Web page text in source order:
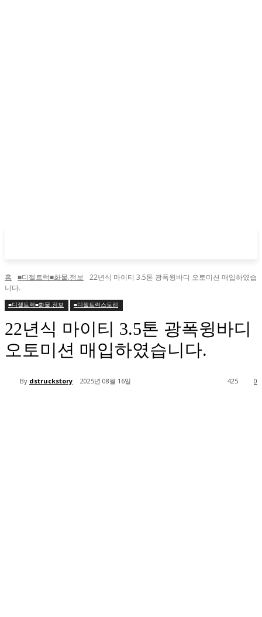
홈 ■디젤트럭■화물.정보
22년식 마이티 3.5톤 광폭윙바디 오토미션 매입하였습
니다.
■디젤트럭■화물.정보 ■디젤트럭스토리
22년식 마이티 3.5톤 광폭윙바디
오토미션 매입하였습니다.
By dstruckstory 2025년 08월 16일 0
425